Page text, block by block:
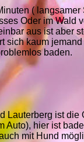
( langsamer
Oder im Wald
aus ist aber
sich kaum
baden.
Lauterberg ist die
Auto), hier ist
mit Hund